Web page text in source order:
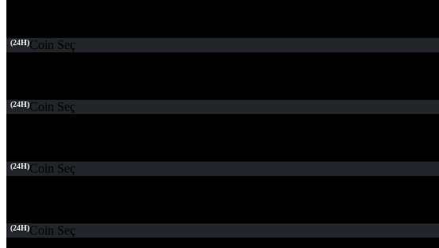
(24H)Coin Seç
(24H)Coin Seç
(24H)Coin Seç
(24H)Coin Seç